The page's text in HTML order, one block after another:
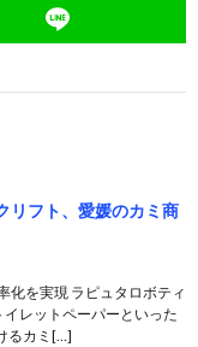
リフト、愛媛のカミ商
化を実現 ラピュタロボティ
レットペーパーといった
るカミ[…]